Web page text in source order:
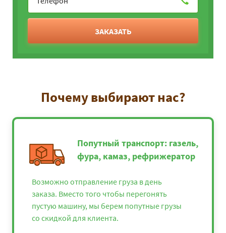
ЗАКАЗАТЬ
Почему выбирают нас?
Попутный транспорт: газель,
фура, камаз, рефрижератор
Возможно отправление груза в день
заказа. Вместо того чтобы перегонять
пустую машину, мы берем попутные грузы
со скидкой для клиента.